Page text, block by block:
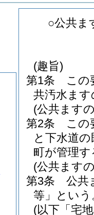
○公共ま
(趣旨)
第1条
この
共汚水ま
(公共ます
第2条
この
と下水道
町が管理
(公共ます
第3条
公共
等」という
(以下「宅